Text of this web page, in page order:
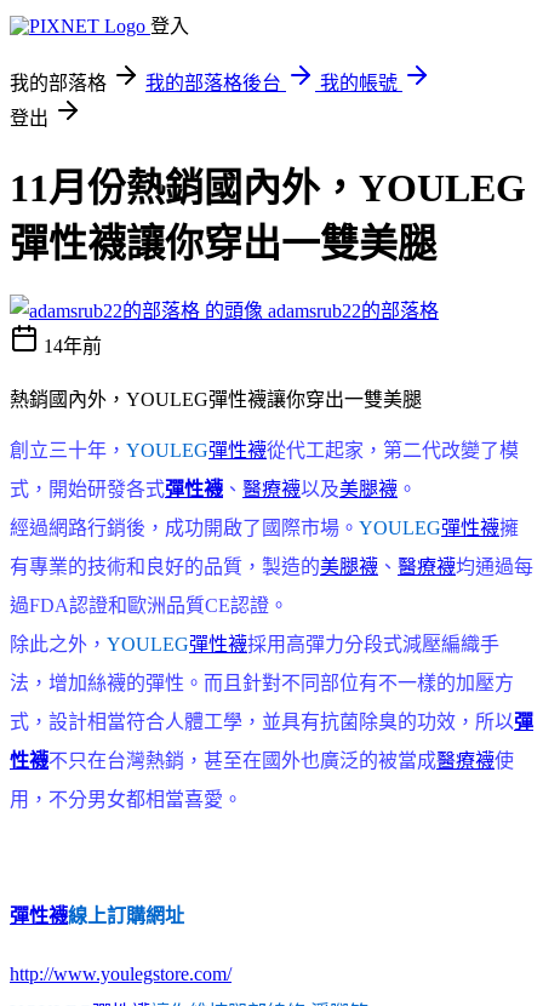
登入
我的部落格 我的部落格後台
我的帳號
登出
11月份熱銷國內外，YOULEG
彈性襪讓你穿出一雙美腿
adamsrub22的部落格
14年前
熱銷國內外，YOULEG彈性襪讓你穿出一雙美腿
創立三十年， YOULEG彈性襪從代工起家，第二代改變了模
式，開始研發各式彈性襪 、 醫療襪以及美腿襪 。
經過網路行銷後，成功開啟了國際市場。 YOULEG彈性襪擁
有專業的技術和良好的品質，製造的美腿襪 、 醫療襪均通過每
過FDA認證和歐洲品質CE認證。
除此之外， YOULEG彈性襪採用高彈力分段式減壓編織手
法，增加絲襪的彈性。而且針對不同部位有不一樣的加壓方
式，設計相當符合人體工學，並具有抗菌除臭的功效，所以彈
性襪不只在台灣熱銷，甚至在國外也廣泛的被當成醫療襪使
用，不分男女都相當喜愛。
彈性襪線上訂購網址
http://www.youlegstore.com/